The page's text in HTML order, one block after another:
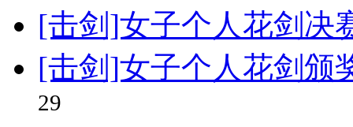
[击剑]女子个人花剑决
[击剑]女子个人花剑颁
29